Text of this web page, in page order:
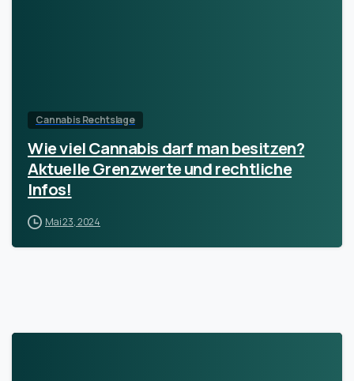
Cannabis Rechtslage
Wie viel Cannabis darf man besitzen?
Aktuelle Grenzwerte und rechtliche
Infos!
Mai 23, 2024